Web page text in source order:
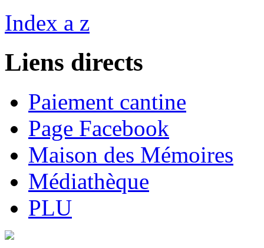
Index a z
Liens directs
Paiement cantine
Page Facebook
Maison des Mémoires
Médiathèque
PLU